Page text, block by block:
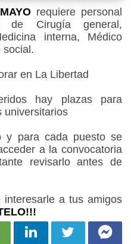
requiere personal
Cirugía general,
interna, Médico
social.
en La Libertad
hay plazas para
universitarios
y para cada puesto se
a la convocatoria
revisarlo antes de
a tus amigos